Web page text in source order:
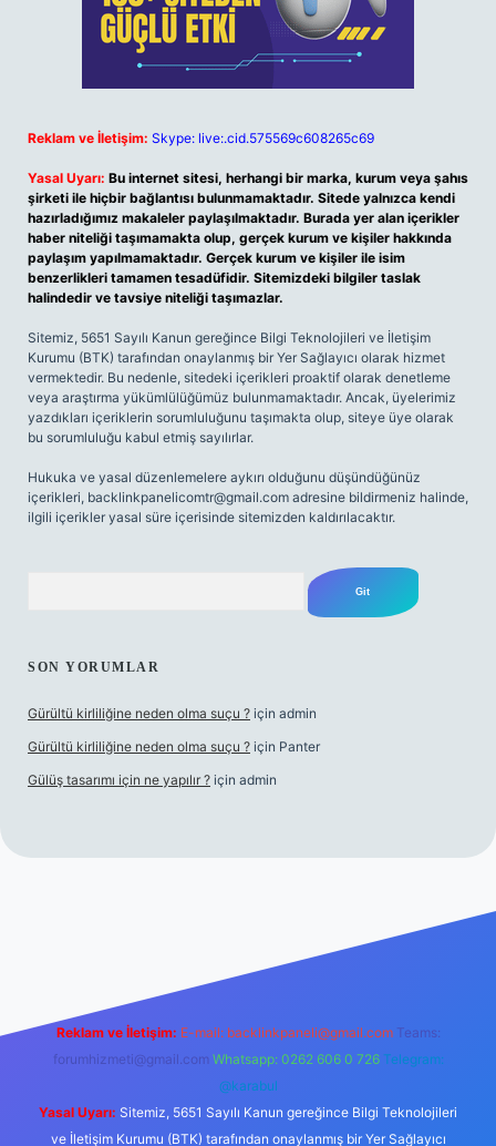
Reklam ve İletişim: Skype: live:.cid.575569c608265c69
Yasal Uyarı: Bu internet sitesi, herhangi bir marka, kurum veya şahıs
şirketi ile hiçbir bağlantısı bulunmamaktadır. Sitede yalnızca kendi
hazırladığımız makaleler paylaşılmaktadır. Burada yer alan içerikler
haber niteliği taşımamakta olup, gerçek kurum ve kişiler hakkında
paylaşım yapılmamaktadır. Gerçek kurum ve kişiler ile isim
benzerlikleri tamamen tesadüfidir. Sitemizdeki bilgiler taslak
halindedir ve tavsiye niteliği taşımazlar.
Sitemiz, 5651 Sayılı Kanun gereğince Bilgi Teknolojileri ve İletişim
Kurumu (BTK) tarafından onaylanmış bir Yer Sağlayıcı olarak hizmet
vermektedir. Bu nedenle, sitedeki içerikleri proaktif olarak denetleme
veya araştırma yükümlülüğümüz bulunmamaktadır. Ancak, üyelerimiz
yazdıkları içeriklerin sorumluluğunu taşımakta olup, siteye üye olarak
bu sorumluluğu kabul etmiş sayılırlar.
Hukuka ve yasal düzenlemelere aykırı olduğunu düşündüğünüz
içerikleri, backlinkpanelicomtr@gmail.com adresine bildirmeniz halinde,
ilgili içerikler yasal süre içerisinde sitemizden kaldırılacaktır.
SON YORUMLAR
Gürültü kirliliğine neden olma suçu ? için admin
Gürültü kirliliğine neden olma suçu ? için Panter
Gülüş tasarımı için ne yapılır ? için admin
Reklam ve İletişim: E-mail: backlinkpaneli@gmail.com Teams:
forumhizmeti@gmail.com Whatsapp: 0262 606 0 726 Telegram:
@karabul
Yasal Uyarı: Sitemiz, 5651 Sayılı Kanun gereğince Bilgi Teknolojileri
ve İletişim Kurumu (BTK) tarafından onaylanmış bir Yer Sağlayıcı